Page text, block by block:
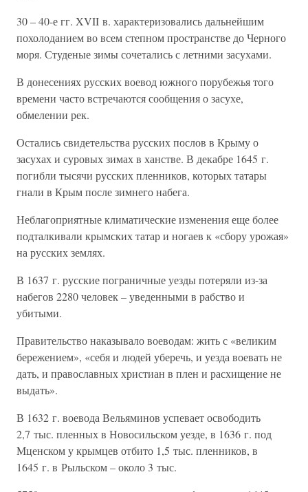
30 – 40-е гг. XVII в. характеризовались дальнейшим
похолоданием во всем степном пространстве до Черного
моря. Студеные зимы сочетались с летними засухами.
В донесениях русских воевод южного порубежья того
времени часто встречаются сообщения о засухе,
обмелении рек.
Остались свидетельства русских послов в Крыму о
засухах и суровых зимах в ханстве. В декабре 1645 г.
погибли тысячи русских пленников, которых татары
гнали в Крым после зимнего набега.
Неблагоприятные климатические изменения еще более
подталкивали крымских татар и ногаев к «сбору урожая»
на русских землях.
В 1637 г. русские пограничные уезды потеряли из-за
набегов 2280 человек – уведенными в рабство и
убитыми.
Правительство наказывало воеводам: жить с «великим
бережением», «себя и людей уберечь, и уезда воевать не
дать, и православных христиан в плен и расхищение не
выдать».
В 1632 г. воевода Вельяминов успевает освободить
2,7 тыс. пленных в Новосильском уезде, в 1636 г. под
Мценском у крымцев отбито 1,5 тыс. пленников, в
1645 г. в Рыльском – около 3 тыс.